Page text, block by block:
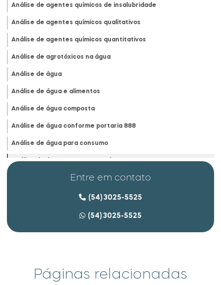
Análise de agentes químicos de insalubridade
Análise de agentes químicos qualitativos
Análise de agentes químicos quantitativos
Análise de agrotóxicos na água
Análise de água
Análise de água e alimentos
Análise de água composta
Análise de água conforme portaria 888
Análise de água para consumo
Análise de água para consumo humano
Análise de água deionizada
Análise de água e efluentes
Análise de água empresas
Análise de água na indústria
Análise de água parâmetros
Entre em contato
(54) 3025-5525
(54) 3025-5525
Páginas relacionadas